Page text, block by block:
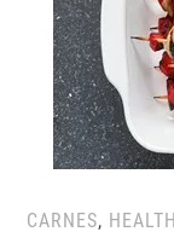
CARNES,